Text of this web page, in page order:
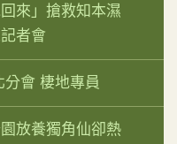
來」搶救知本濕
者會
分會 棲地專員
放養獨角仙卻熱